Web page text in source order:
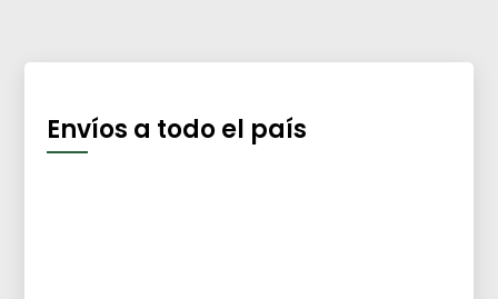
Envíos a todo el país